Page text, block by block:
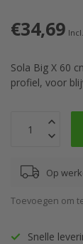
€34,69
Sola Big X 60
profiel, voor
Op
Toevoegen om
Snelle